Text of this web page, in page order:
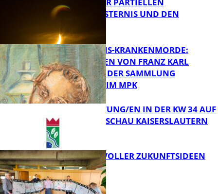
Bildung
SONNENFINSTERNIS UND DEN
PERSEIDEN
OPFER DER NS-KRANKENMORDE:
ZEICHNUNGEN VON FRANZ KARL
BÜHLER AUS DER SAMMLUNG
PRINZHORN IM MPK
FB Kultur
VERANSTALTUNG/EN IN DER KW 34 AUF
DER GARTENSCHAU KAISERSLAUTERN
FILMROLLE VOLLER ZUKUNFTSIDEEN